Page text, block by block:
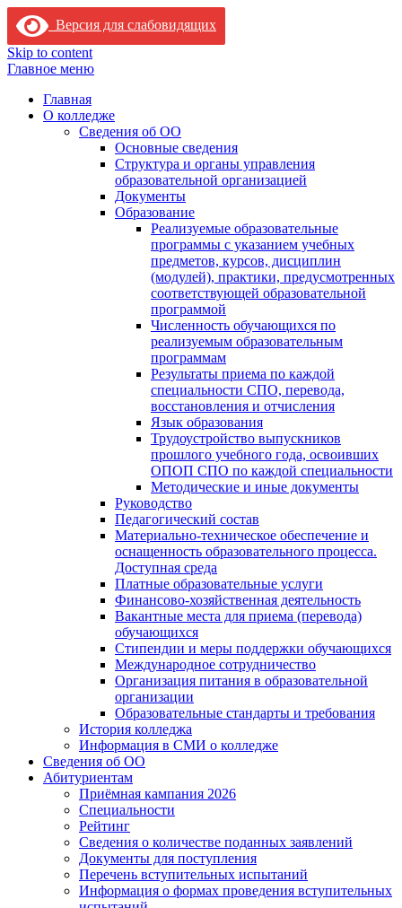
Версия для слабовидящих
Skip to content
Главное меню
Главная
О колледже
Сведения об ОО
Основные сведения
Структура и органы управления
образовательной организацией
Документы
Образование
Реализуемые образовательные
программы с указанием учебных
предметов, курсов, дисциплин
(модулей), практики, предусмотренных
соответствующей образовательной
программой
Численность обучающихся по
реализуемым образовательным
программам
Результаты приема по каждой
специальности СПО, перевода,
восстановления и отчисления
Язык образования
Трудоустройство выпускников
прошлого учебного года, освоивших
ОПОП СПО по каждой специальности
Методические и иные документы
Руководство
Педагогический состав
Материально-техническое обеспечение и
оснащенность образовательного процесса.
Доступная среда
Платные образовательные услуги
Финансово-хозяйственная деятельность
Вакантные места для приема (перевода)
обучающихся
Стипендии и меры поддержки обучающихся
Международное сотрудничество
Организация питания в образовательной
организации
Образовательные стандарты и требования
История колледжа
Информация в СМИ о колледже
Сведения об ОО
Абитуриентам
Приёмная кампания 2026
Специальности
Рейтинг
Сведения о количестве поданных заявлений
Документы для поступления
Перечень вступительных испытаний
Информация о формах проведения вступительных